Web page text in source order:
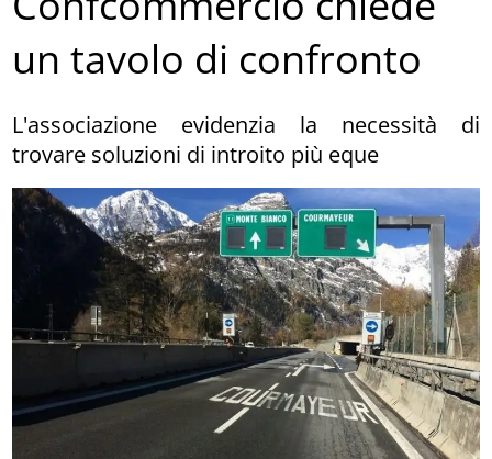
un tavolo di confronto
L'associazione evidenzia la necessità di
trovare soluzioni di introito più eque